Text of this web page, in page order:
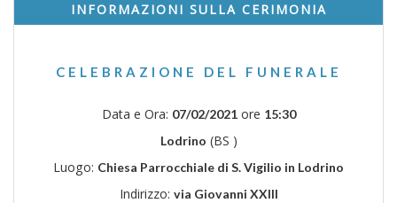
INFORMAZIONI SULLA CERIMONIA
CELEBRAZIONE DEL FUNERALE
Data e Ora: 07/02/2021ore 15:30
Lodrino (BS )
Luogo: Chiesa Parrocchiale di S. Vigilio in Lodrino
Indirizzo: via Giovanni XXIII